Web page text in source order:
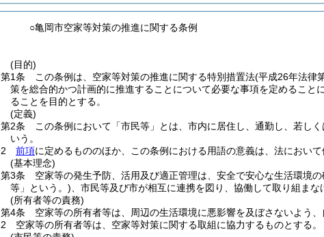
○亀岡市空家等対策の推進に関する条例
(目的)
第1条
この条例は、空家等対策の推進に関する特別措置法(平成26年法律
策を総合的かつ計画的に推進することについて必要な事項を定めるこ
ることを目的とする。
(定義)
第2条
この条例において「市民等」とは、市内に居住し、通勤し、若し
いう。
2
前項に定めるもののほか、この条例における用語の意義は、法において
(基本理念)
第3条
空家等の発生予防、活用及び適正管理は、安全で安心な生活環境
等」という。) 、市民等及び市が相互に連携を図り、協働して取り組まな
(所有者等の責務)
第4条
空家等の所有者等は、周辺の生活環境に悪影響を及ぼさないよう
2
空家等の所有者等は、空家等対策に関する取組に協力するものとする。